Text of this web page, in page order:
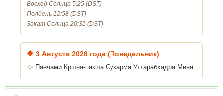
Восход Солнца 5:25 (DST)
Полдень 12:58 (DST)
Закат Солнца 20:31 (DST)
🔶 3 Августа 2026 года (Понедельник)
✨ Панчами Кршна-пакша Сукарма Уттарабхадра Мина
Брахма-мухурта (48 минут) начнётся в 3:50 (DST)